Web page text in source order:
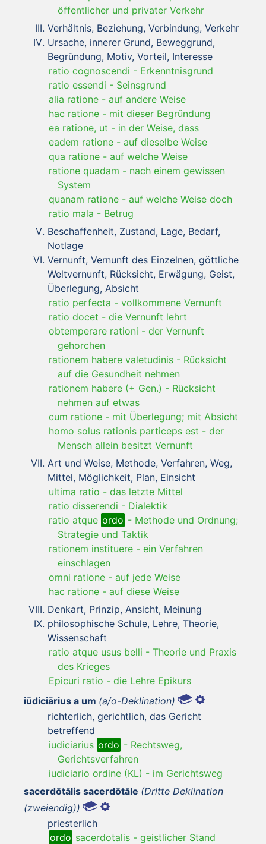
öffentlicher und privater Verkehr
Verhältnis, Beziehung, Verbindung, Verkehr
Ursache, innerer Grund, Beweggrund,
Begründung, Motiv, Vorteil, Interesse
ratio cognoscendi - Erkenntnisgrund
ratio essendi - Seinsgrund
alia ratione - auf andere Weise
hac ratione - mit dieser Begründung
ea ratione, ut - in der Weise, dass
eadem ratione - auf dieselbe Weise
qua ratione - auf welche Weise
ratione quadam - nach einem gewissen
System
quanam ratione - auf welche Weise doch
ratio mala - Betrug
Beschaffenheit, Zustand, Lage, Bedarf,
Notlage
Vernunft, Vernunft des Einzelnen, göttliche
Weltvernunft, Rücksicht, Erwägung, Geist,
Überlegung, Absicht
ratio perfecta - vollkommene Vernunft
ratio docet - die Vernunft lehrt
obtemperare rationi - der Vernunft
gehorchen
rationem habere valetudinis - Rücksicht
auf die Gesundheit nehmen
rationem habere (+ Gen.) - Rücksicht
nehmen auf etwas
cum ratione - mit Überlegung; mit Absicht
homo solus rationis particeps est - der
Mensch allein besitzt Vernunft
Art und Weise, Methode, Verfahren, Weg,
Mittel, Möglichkeit, Plan, Einsicht
ultima ratio - das letzte Mittel
ratio disserendi - Dialektik
ratio atque ordo - Methode und Ordnung;
Strategie und Taktik
rationem instituere - ein Verfahren
einschlagen
omni ratione - auf jede Weise
hac ratione - auf diese Weise
Denkart, Prinzip, Ansicht, Meinung
philosophische Schule, Lehre, Theorie,
Wissenschaft
ratio atque usus belli - Theorie und Praxis
des Krieges
Epicuri ratio - die Lehre Epikurs
iūdiciārius a um (a/o-Deklination)
richterlich, gerichtlich, das Gericht
betreffend
iudiciarius ordo - Rechtsweg,
Gerichtsverfahren
iudiciario ordine (KL) - im Gerichtsweg
sacerdōtālis sacerdōtāle (Dritte Deklination
(zweiendig))
priesterlich
ordo sacerdotalis - geistlicher Stand